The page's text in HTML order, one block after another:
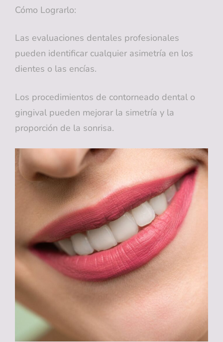
Cómo Lograrlo:
Las evaluaciones dentales profesionales
pueden identificar cualquier asimetría en los
dientes o las encías.
Los procedimientos de contorneado dental o
gingival pueden mejorar la simetría y la
proporción de la sonrisa.